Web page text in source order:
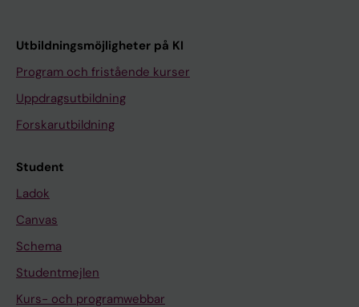
Utbildningsmöjligheter på KI
Program och fristående kurser
Uppdragsutbildning
Forskarutbildning
Student
Ladok
Canvas
Schema
Studentmejlen
Kurs- och programwebbar